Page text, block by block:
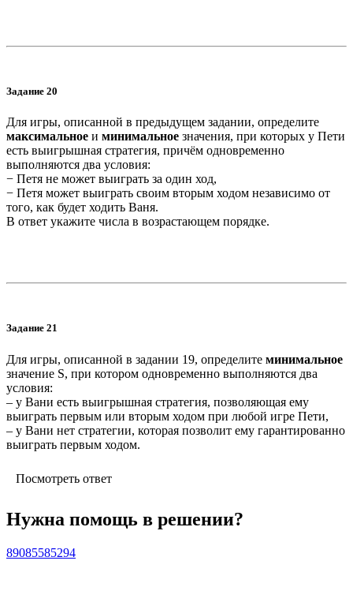
Задание 20
Для игры, описанной в предыдущем задании, определите
максимальное и минимальное значения, при которых у Пети
есть выигрышная стратегия, причём одновременно
выполняются два условия:
− Петя не может выиграть за один ход,
− Петя может выиграть своим вторым ходом независимо от
того, как будет ходить Ваня.
В ответ укажите числа в возрастающем порядке.
Задание 21
Для игры, описанной в задании 19, определите минимальное
значение S, при котором одновременно выполняются два
условия:
– у Вани есть выигрышная стратегия, позволяющая ему
выиграть первым или вторым ходом при любой игре Пети,
– у Вани нет стратегии, которая позволит ему гарантированно
выиграть первым ходом.
Посмотреть ответ
Нужна помощь в решении?
89085585294